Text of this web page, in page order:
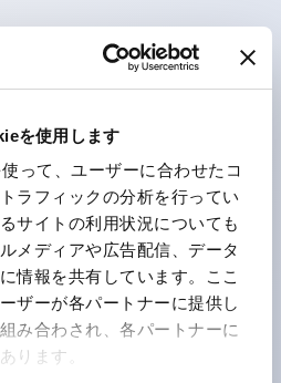
を使用します
って、ユーザーに合わせたコ
ラフィックの分析を行ってい
サイトの利用状況についても
メディアや広告配信、データ
情報を共有しています。ここ
ザーが各パートナーに提供し
み合わされ、各パートナーに
ります。
ングするローリング接触方式を
2点押ボタンスイッチは
タンスイッチと表示灯の3つ
可能にした2点押ボタンスイッ
に対応する各種電圧を完備。
球（LSRD球）。これまで色
球を、1色のLED球で各色を表